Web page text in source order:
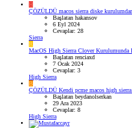
H
ÇÖZÜLDÜ macos sierra diske
Başlatan hakansov
6 Eyl 2024
Cevaplar: 28
Sierra
R
MacOS High Sierra Clover Kurulumunda
Başlatan renciaxd
7 Ocak 2024
Cevaplar: 3
High Sierra
B
ÇÖZÜLDÜ Kendi pcme macos high
Başlatan beydanolserkan
29 Ara 2023
Cevaplar: 8
High Sierra